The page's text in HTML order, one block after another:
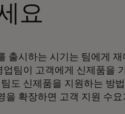
요
출시하는 시기는 팀에게
업팀이 고객에게 신제품을
도 신제품을 지원하는 방
을 확장하면 고객 지원